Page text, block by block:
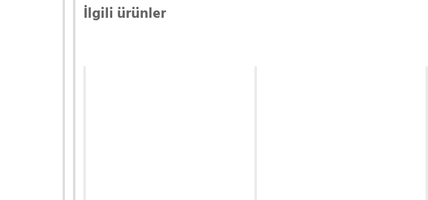
İlgili ürünler